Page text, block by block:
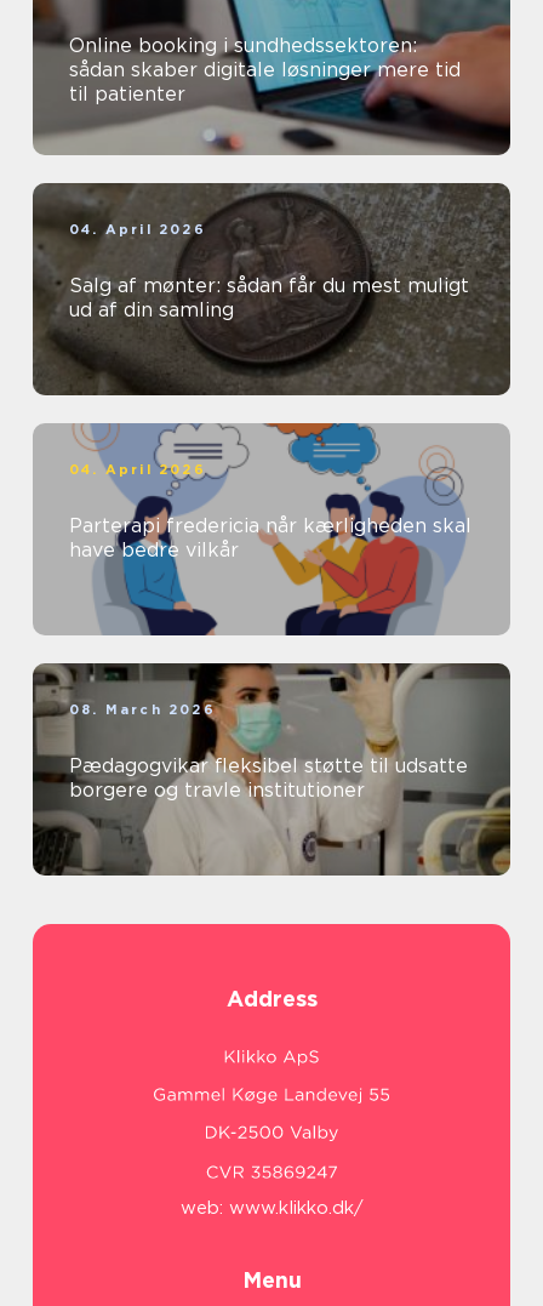
Online booking i sundhedssektoren:
sådan skaber digitale løsninger mere tid
til patienter
04. April 2026
Salg af mønter: sådan får du mest muligt
ud af din samling
04. April 2026
Parterapi fredericia når kærligheden skal
have bedre vilkår
08. March 2026
Pædagogvikar fleksibel støtte til udsatte
borgere og travle institutioner
Address
web: www.klikko.dk/
Menu